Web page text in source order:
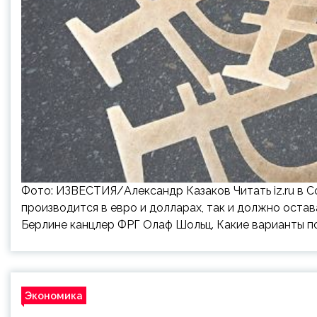
Фото: ИЗВЕСТИЯ/Александр Казаков Читать iz.ru в
производится в евро и долларах, так и должно
Берлине канцлер ФРГ Олаф Шольц. Какие варианты
Экономика